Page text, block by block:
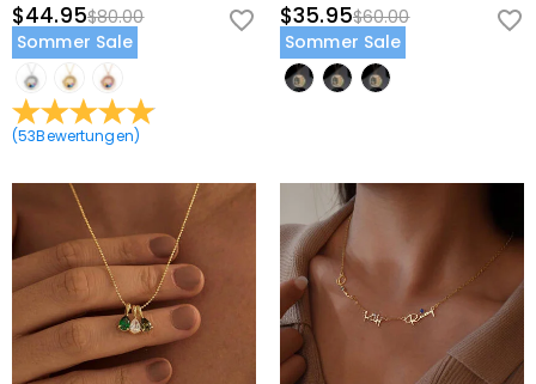
$44.95$80.00
Sommer Sale
(53Bewertungen)
$35.95$60.00
Sommer Sale